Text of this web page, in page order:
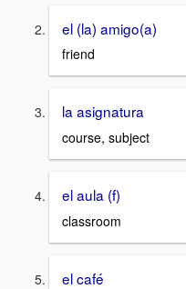
el (la) amigo(a)
friend
la asignatura
course, subject
el aula (f)
classroom
el café